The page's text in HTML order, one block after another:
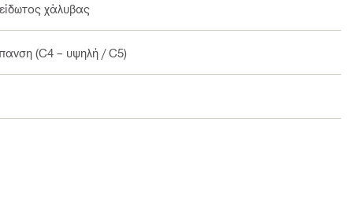
χάλυβας
(C4 – υψηλή / C5)